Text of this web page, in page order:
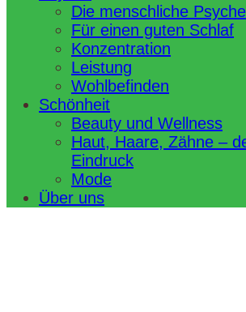
Die menschliche Psyche
Für einen guten Schlaf
Konzentration
Leistung
Wohlbefinden
Schönheit
Beauty und Wellness
Haut, Haare, Zähne –
Eindruck
Mode
Über uns